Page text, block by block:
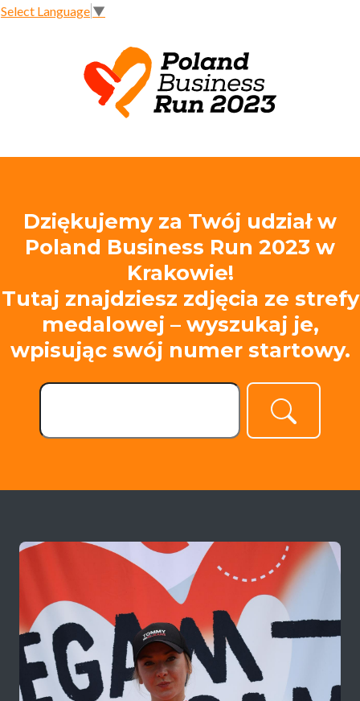
Select Language ▼
Dziękujemy za Twój udział w
Poland Business Run 2023 w
Krakowie!
Tutaj znajdziesz zdjęcia ze strefy
medalowej – wyszukaj je,
wpisując swój numer startowy.